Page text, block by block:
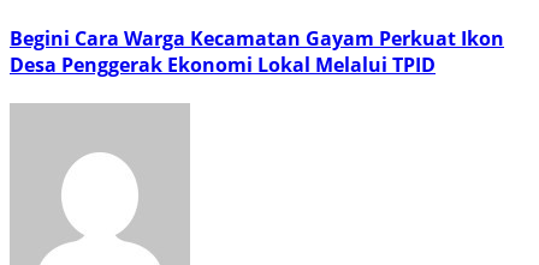
Begini Cara Warga Kecamatan Gayam Perkuat Ikon
Desa Penggerak Ekonomi Lokal Melalui TPID